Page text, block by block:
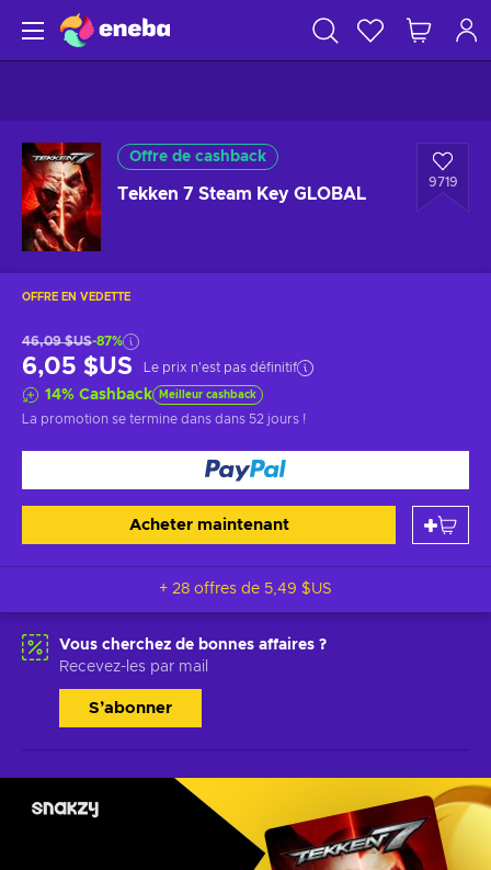
Offre de cashback
Tekken 7 Steam Key GLOBAL
9719
OFFRE EN VEDETTE
46,09 $US-87%
6,05 $US Le prix n'est pas définitif
14% Cashback Meilleur cashback
La promotion se termine dans dans 52 jours !
Acheter maintenant
+ 28 offres de 5,49 $US
Vous cherchez de bonnes affaires ?
Recevez-les par mail
S’abonner